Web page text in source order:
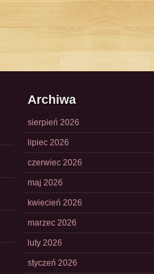
Archiwa
sierpień 2026
lipiec 2026
czerwiec 2026
maj 2026
kwiecień 2026
marzec 2026
luty 2026
styczeń 2026